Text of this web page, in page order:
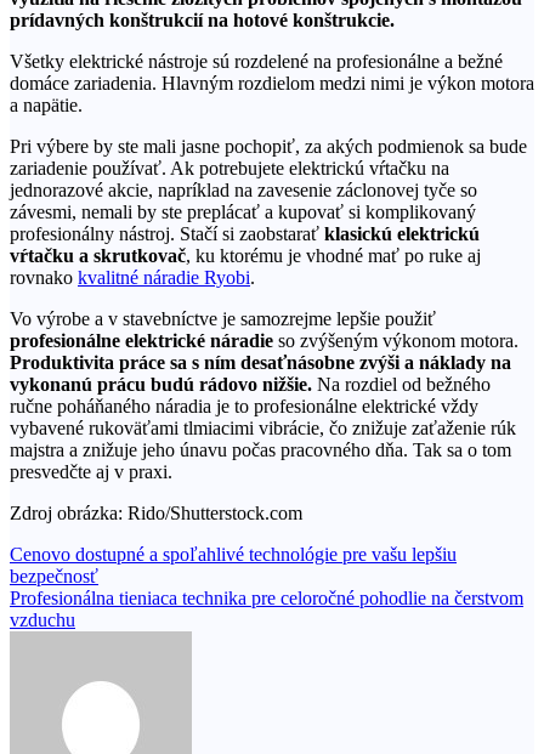
prídavných konštrukcií na hotové konštrukcie.
Všetky elektrické nástroje sú rozdelené na profesionálne a bežné
domáce zariadenia. Hlavným rozdielom medzi nimi je výkon motora
a napätie.
Pri výbere by ste mali jasne pochopiť, za akých podmienok sa bude
zariadenie používať. Ak potrebujete elektrickú vŕtačku na
jednorazové akcie, napríklad na zavesenie záclonovej tyče so
závesmi, nemali by ste preplácať a kupovať si komplikovaný
profesionálny nástroj. Stačí si zaobstarať klasickú elektrickú
vŕtačku a skrutkovač, ku ktorému je vhodné mať po ruke aj
rovnako kvalitné náradie Ryobi.
Vo výrobe a v stavebníctve je samozrejme lepšie použiť
profesionálne elektrické náradie so zvýšeným výkonom motora.
Produktivita práce sa s ním desaťnásobne zvýši a náklady na
vykonanú prácu budú rádovo nižšie. Na rozdiel od bežného
ručne poháňaného náradia je to profesionálne elektrické vždy
vybavené rukoväťami tlmiacimi vibrácie, čo znižuje zaťaženie rúk
majstra a znižuje jeho únavu počas pracovného dňa. Tak sa o tom
presvedčte aj v praxi.
Zdroj obrázka: Rido/Shutterstock.com
Navigácia
v
článku
Cenovo dostupné a spoľahlivé technológie pre vašu lepšiu
bezpečnosť
Profesionálna tieniaca technika pre celoročné pohodlie na čerstvom
vzduchu